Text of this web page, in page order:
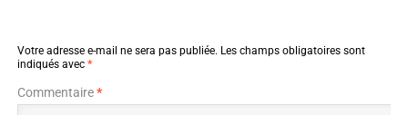
Votre adresse e-mail ne sera pas publiée. Les champs obligatoires sont
indiqués avec *
Commentaire*